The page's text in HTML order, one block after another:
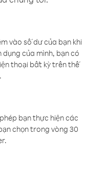
vào số dư của bạn khi
dụng của mình, bạn có
thoại bất kỳ trên thế
bạn thực hiện các
chọn trong vòng 30